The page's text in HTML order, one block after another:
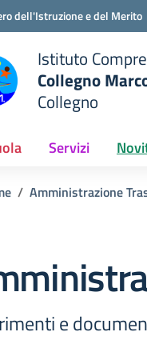
dell'Istruzione e del Merito
Istituto
Collegno
Collegno
Servizi
Amministrazione
e